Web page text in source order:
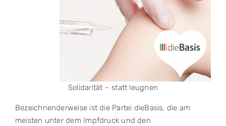
Solidarität – statt leugnen
Bezeichnenderweise ist die Partei dieBasis, die am
meisten unter dem Impfdruck und den